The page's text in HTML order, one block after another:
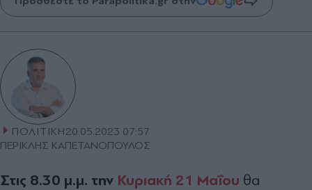
ΠΟΛΙΤΙΚΗ20.05.2023 07:57
ΠΕΡΙΚΛΗΣ ΚΑΠΕΤΑΝΟΠΟΥΛΟΣ
Στις 8.30 μ.μ. την Κυριακή 21 Μαΐου θα